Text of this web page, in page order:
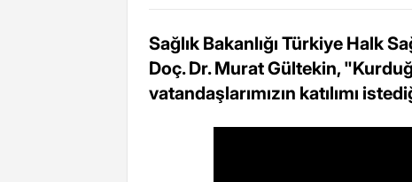
Sağlık Bakanlığı Türkiye Halk
Doç. Dr. Murat Gültekin,
vatandaşlarımızın katılımı